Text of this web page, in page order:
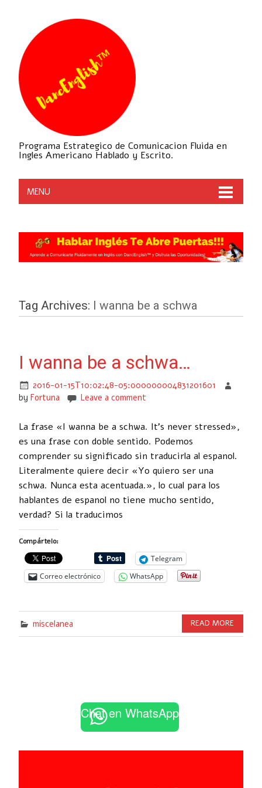
Programa Estrategico de Comunicacion Fluida en
Ingles Americano Hablado y Escrito.
MENU
Tag Archives: I wanna be a schwa
I wanna be a schwa…
2016-01-15T10:02:48-05:000000004831201601
by Fortuna Leave a comment
La frase «I wanna be a schwa. It’s never stressed»,
es una frase con doble sentido. Podemos
comprender su significado sin traducirla al espanol.
Literalmente quiere decir «Yo quiero ser una
schwa. Nunca esta acentuada.», lo cual para los
hablantes de espanol no tiene mucho sentido,
verdad? Si la traducimos
Compártelo:
Telegram
Correo electrónico
WhatsApp
miscelanea READ MORE
Chat en WhatsApp